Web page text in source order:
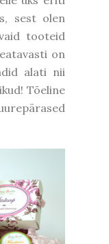
sest olen
tooteid
on
alati nii
Tõeline